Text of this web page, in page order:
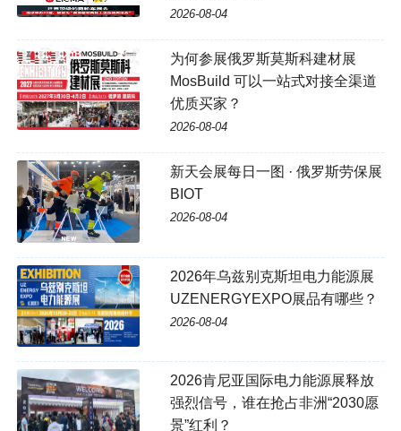
2026-08-04
为何参展俄罗斯莫斯科建材展
MosBuild 可以一站式对接全渠道
优质买家？
2026-08-04
新天会展每日一图 · 俄罗斯劳保展
BIOT
2026-08-04
2026年乌兹别克斯坦电力能源展
UZENERGYEXPO展品有哪些？
2026-08-04
2026肯尼亚国际电力能源展释放
强烈信号，谁在抢占非洲“2030愿
景”红利？